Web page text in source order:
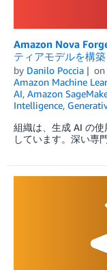
Amazon Nova
ティアモデルを構築
by Danilo Poccia on
Amazon Machine
AI, Amazon
Intelligence,
組織は、生成 AI の
しています。深い専